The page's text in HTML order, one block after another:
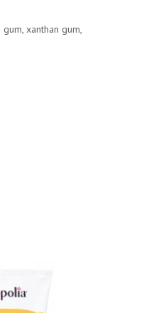
xanthan gum,